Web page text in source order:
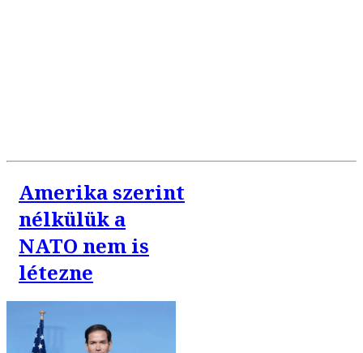
Amerika szerint
nélkülük a
NATO nem is
létezne